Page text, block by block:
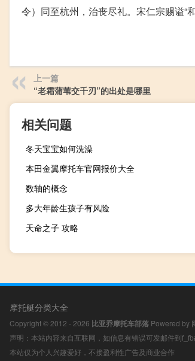
令）同至杭州，治丧尽礼。宋仁宗赐谥“和
上一篇
“老霜蒲苇交千刃”的出处是哪里
相关问题
冬天宝宝如何洗澡
本田金翼摩托车官网报价大全
数轴的概念
多大年龄生孩子有风险
天命之子 攻略
摩托艇分类大全
Copyright © 2012 - 2026 比亚乔摩托车部落 Powered by
声明：本站内容来自互联网，如信息有错误可发邮件到
本站仅为个人兴趣爱好，不接盈利性广告及商业合作